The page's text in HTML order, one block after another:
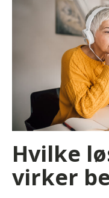
Hvilke
virker